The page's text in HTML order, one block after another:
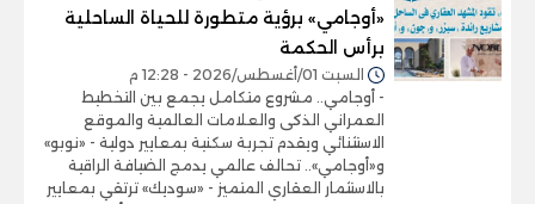
«أوجامي» برؤية متطورة للحياة الساحلية
برأس الحكمة
السبت 01/أغسطس/2026 - 12:28 م
- أوجامي.. مشروع متكامل يجمع بين التخطيط
العمراني الذكى والعلامات العالمية والموقع
الاستثنائي ويقدم تجربة سكنية بمعايير دولية - «نوبو»
و«أوجامي».. تحالف عالمي يدمج الضيافة الراقية
بالاستثمار العقاري المتميز - «سوديك» ترتقي بمعايير